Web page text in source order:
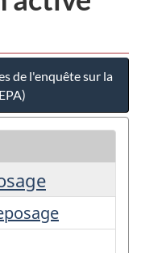
de l'enquête sur la